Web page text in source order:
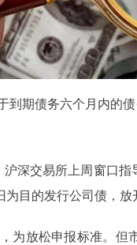
到期债务六个月内的
深交易所上周窗口
目的发行公司债，放
为放松申报标准。